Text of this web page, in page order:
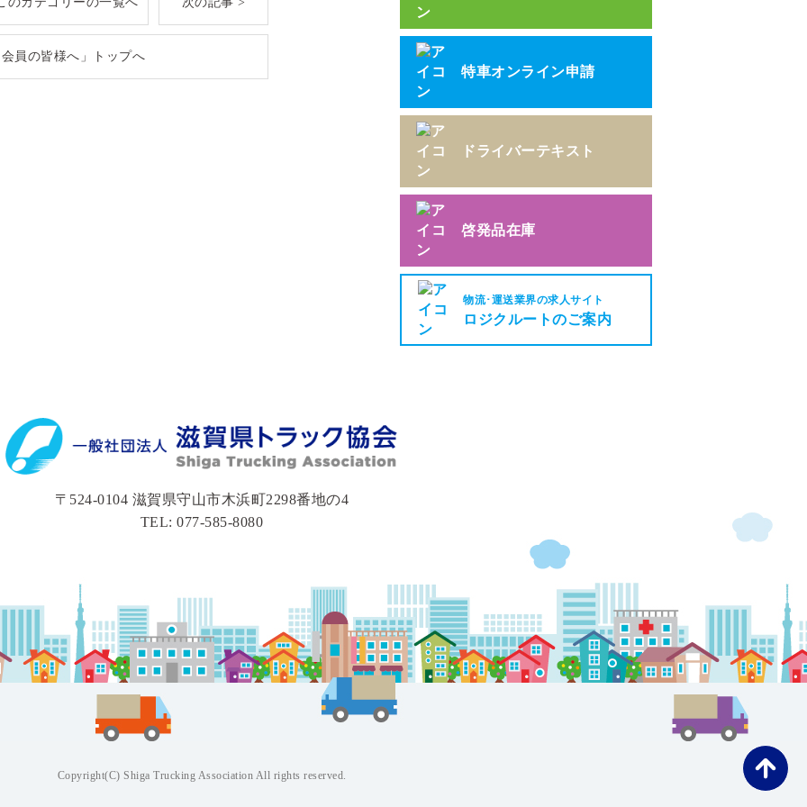
会員の皆様へ」トップへ
特車オンライン申請
ドライバーテキスト
啓発品在庫
物流･運送業界の求人サイト
ロジクルートのご案内
〒524-0104 滋賀県守山市木浜町2298番地の4
TEL: 077-585-8080
Copyright(C) Shiga Trucking Association All rights reserved.